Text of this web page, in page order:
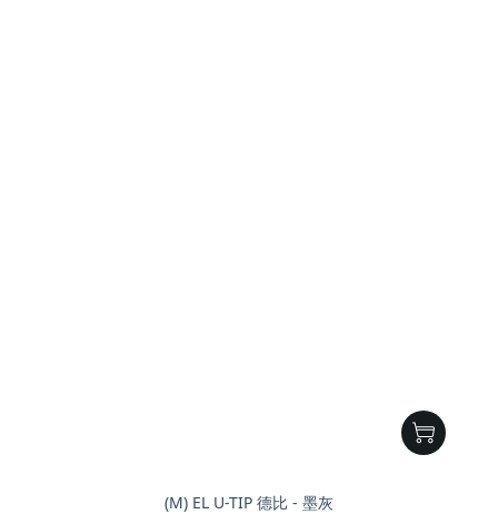
(M) EL U-TIP 德比 - 墨灰